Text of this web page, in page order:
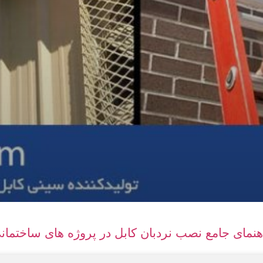
جامع نصب نردبان کابل در پروژه های